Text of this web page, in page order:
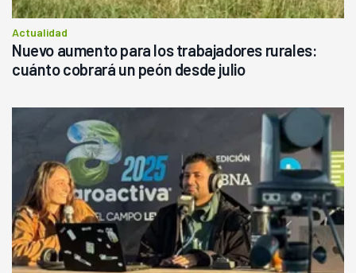
Actualidad
Nuevo aumento para los trabajadores rurales:
cuánto cobrará un peón desde julio